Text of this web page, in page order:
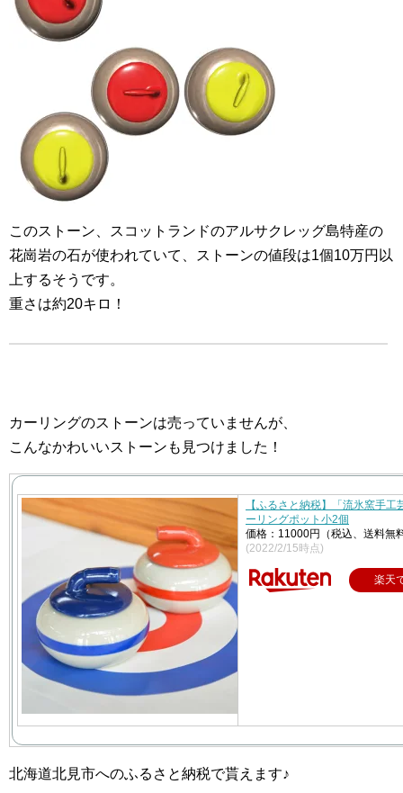
このストーン、スコットランドのアルサクレッグ島特産の
花崗岩の石が使われていて、ストーンの値段は1個10万円以
上するそうです。
重さは約20キロ！
カーリングのストーンは売っていませんが、
こんなかわいいストーンも見つけました！
【ふるさと納税】「流氷窯手工
ーリングポット小2個
価格：11000円（税込、送料無
(2022/2/15時点)
楽天
北海道北見市へのふるさと納税で貰えます♪